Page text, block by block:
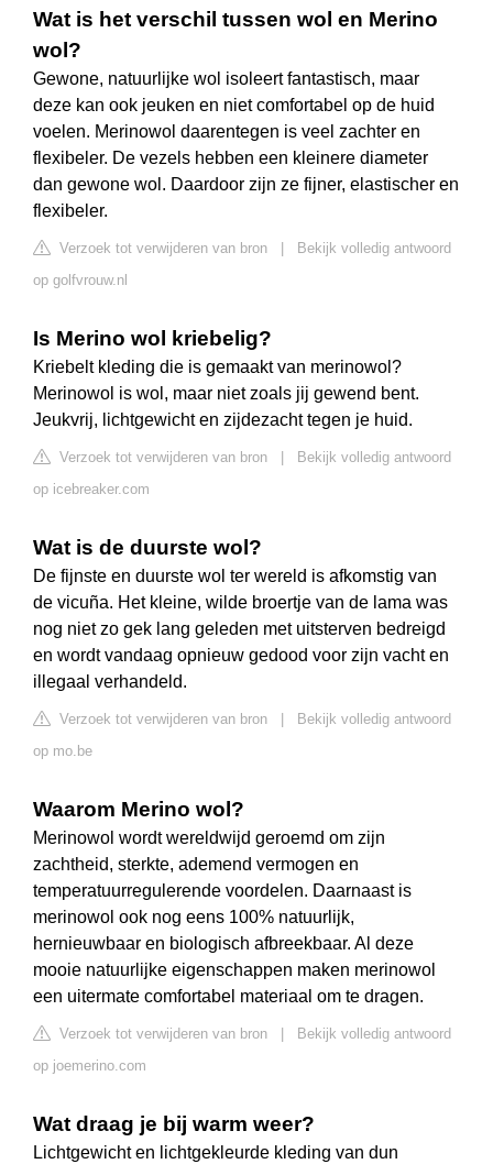
Wat is het verschil tussen wol en Merino
wol?
Gewone, natuurlijke wol isoleert fantastisch, maar
deze kan ook jeuken en niet comfortabel op de huid
voelen. Merinowol daarentegen is veel zachter en
flexibeler. De vezels hebben een kleinere diameter
dan gewone wol. Daardoor zijn ze fijner, elastischer en
flexibeler.
Verzoek tot verwijderen van bron
Bekijk volledig antwoord
op golfvrouw.nl
Is Merino wol kriebelig?
Kriebelt kleding die is gemaakt van merinowol?
Merinowol is wol, maar niet zoals jij gewend bent.
Jeukvrij, lichtgewicht en zijdezacht tegen je huid.
Verzoek tot verwijderen van bron
Bekijk volledig antwoord
op icebreaker.com
Wat is de duurste wol?
De fijnste en duurste wol ter wereld is afkomstig van
de vicuña. Het kleine, wilde broertje van de lama was
nog niet zo gek lang geleden met uitsterven bedreigd
en wordt vandaag opnieuw gedood voor zijn vacht en
illegaal verhandeld.
Verzoek tot verwijderen van bron
Bekijk volledig antwoord
op mo.be
Waarom Merino wol?
Merinowol wordt wereldwijd geroemd om zijn
zachtheid, sterkte, ademend vermogen en
temperatuurregulerende voordelen. Daarnaast is
merinowol ook nog eens 100% natuurlijk,
hernieuwbaar en biologisch afbreekbaar. Al deze
mooie natuurlijke eigenschappen maken merinowol
een uitermate comfortabel materiaal om te dragen.
Verzoek tot verwijderen van bron
Bekijk volledig antwoord
op joemerino.com
Wat draag je bij warm weer?
Lichtgewicht en lichtgekleurde kleding van dun